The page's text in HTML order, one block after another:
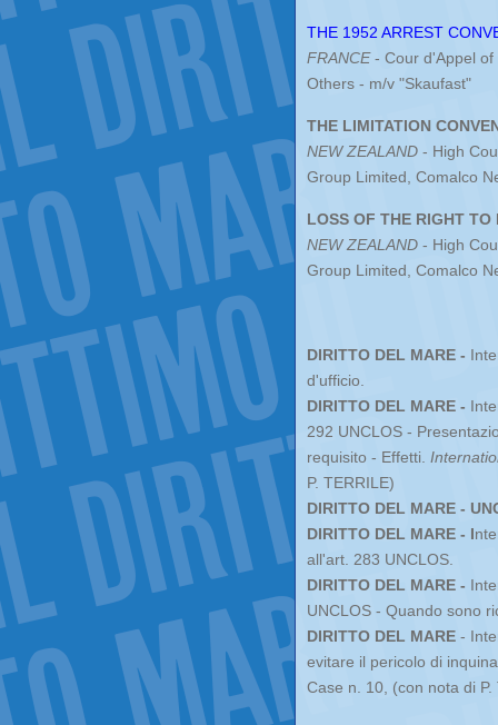
THE 1952 ARREST
FRANCE- Cour d'Appel of
Others - m/v "Skaufast"
THE LIMITATION
NEW ZEALAND - High
Group Limited, Comalco
LOSS OF THE RIGHT TO
NEW ZEALAND - High
Group Limited, Comalco
DIRITTO DEL MARE -
d'ufficio.
DIRITTO DEL MARE -
292 UNCLOS -
requisito - Effetti.
P. TERRILE)
DIRITTO DEL MARE -
DIRITTO DEL MARE - I
all'art. 283 UNCLOS.
DIRITTO DEL MARE -
UNCLOS - Quando sono
DIRITTO DEL MARE -
evitare il pericolo di
Case n. 10, (con nota di P.